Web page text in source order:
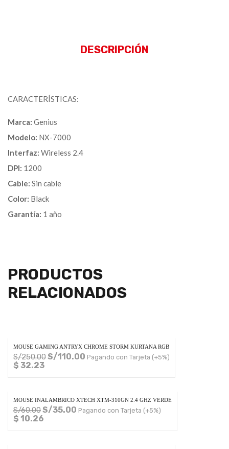
DESCRIPCIÓN
CARACTERÍSTICAS:
Marca: Genius
Modelo: NX-7000
Interfaz: Wireless 2.4
DPI: 1200
Cable: Sin cable
Color: Black
Garantía: 1 año
PRODUCTOS
RELACIONADOS
MOUSE GAMING ANTRYX CHROME STORM KURTANA RGB
S/250.00S/110.00 Pagando con Tarjeta (+5%)
$ 32.23
MOUSE INALAMBRICO XTECH XTM-310GN 2.4 GHZ VERDE
S/60.00S/35.00 Pagando con Tarjeta (+5%)
$ 10.26